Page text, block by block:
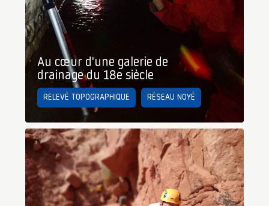
Au cœur d'une galerie de
drainage du 18e siècle
RELEVÉ TOPOGRAPHIQUE RÉSEAU NOYÉ